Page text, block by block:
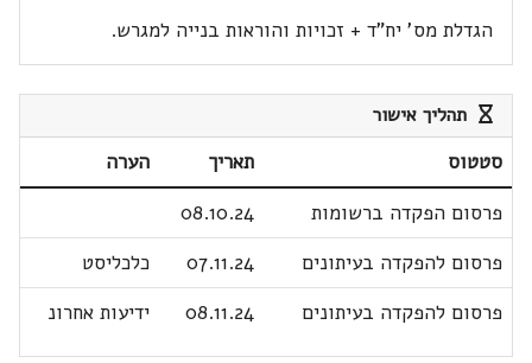
הגדלת מס' יח"ד + זכויות והוראות בנייה למגרש.
תהליך אישור
סטטוס תאריך
הערה
פרסום הפקדה ברשומות
08.10.24
פרסום להפקדה בעיתונים
07.11.24
כלכליסט
פרסום להפקדה בעיתונים
08.11.24 ידיעות אחרונ